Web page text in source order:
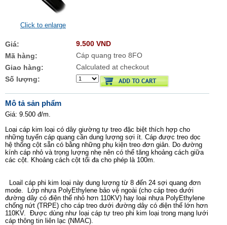
Click to enlarge
Giá:
9.500 VND
Mã hàng:
Cáp quang treo 8FO
Giao hàng:
Calculated at checkout
Số lượng:
Mô tả sản phẩm
Giá: 9.500 đ/m.
Loại cáp kim loại có dây giường tự treo đặc biệt thích hợp cho
những tuyến cáp quang cần dung lượng sợi ít. Cáp được treo dọc
hệ thống cột sẵn có bằng những phụ kiện treo đơn giản. Do đường
kính cáp nhỏ và trọng lượng nhẹ nên có thể tăng khoảng cách giữa
các cột. Khoảng cách cột tối đa cho phép là 100m.
Loail cáp phi kim loại này dung lượng từ 8 đến 24 sợi quang đơn
mode. Lớp nhựa PolyEthylene bảo vệ ngoài (cho cáp treo dưới
đường dây có điện thế nhỏ hơn 110KV) hay loại nhựa PolyEthylene
chống nứt (TRPE) cho cáp treo dưới đường dây có điện thế lớn hơn
110KV. Được dùng như loại cáp tự treo phi kim loại trong mạng lưới
cáp thông tin liên lạc (NMAC).